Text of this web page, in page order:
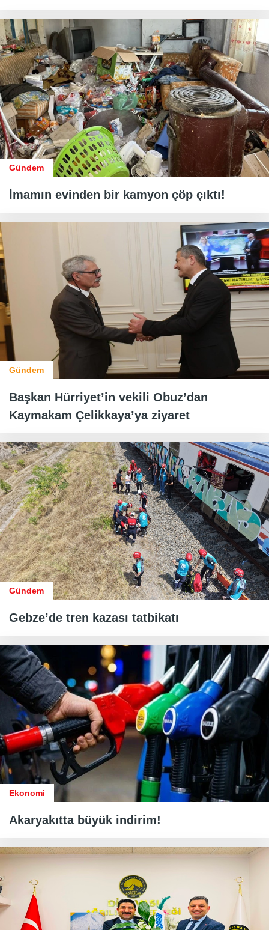
Gündem
İmamın evinden bir kamyon çöp çıktı!
Gündem
Başkan Hürriyet’in vekili Obuz’dan
Kaymakam Çelikkaya’ya ziyaret
Gündem
Gebze’de tren kazası tatbikatı
Ekonomi
Akaryakıtta büyük indirim!